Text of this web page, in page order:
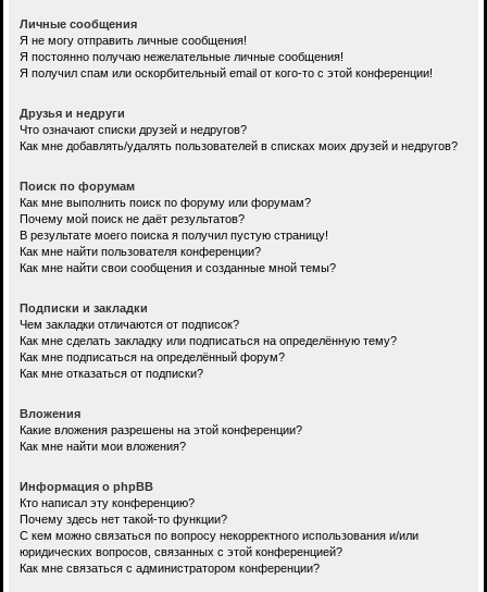
Личные сообщения
Я не могу отправить личные сообщения!
Я постоянно получаю нежелательные личные сообщения!
Я получил спам или оскорбительный email от кого-то с этой конференции!
Друзья и недруги
Что означают списки друзей и недругов?
Как мне добавлять/удалять пользователей в списках моих друзей и недругов?
Поиск по форумам
Как мне выполнить поиск по форуму или форумам?
Почему мой поиск не даёт результатов?
В результате моего поиска я получил пустую страницу!
Как мне найти пользователя конференции?
Как мне найти свои сообщения и созданные мной темы?
Подписки и закладки
Чем закладки отличаются от подписок?
Как мне сделать закладку или подписаться на определённую тему?
Как мне подписаться на определённый форум?
Как мне отказаться от подписки?
Вложения
Какие вложения разрешены на этой конференции?
Как мне найти мои вложения?
Информация о phpBB
Кто написал эту конференцию?
Почему здесь нет такой-то функции?
С кем можно связаться по вопросу некорректного использования и/или
юридических вопросов, связанных с этой конференцией?
Как мне связаться с администратором конференции?